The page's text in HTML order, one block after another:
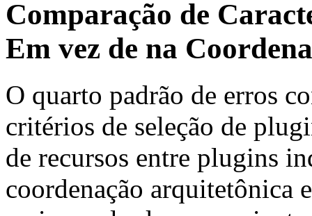
Comparação de
Em vez de na
O quarto padrão de erros
critérios de seleção de
de recursos entre plugins
coordenação